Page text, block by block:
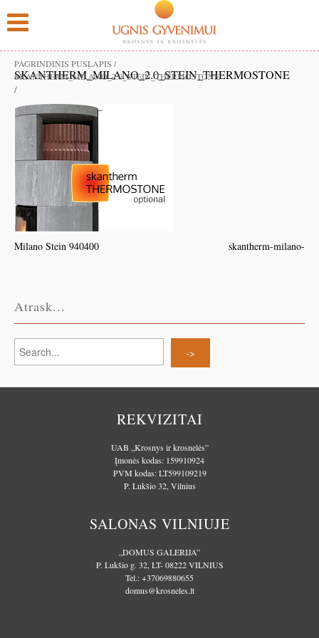
PAGRINDINIS PUSLAPIS /
SKANTHERM_MILANO_2.0_STEIN_THERMOSTONE
SKANTHERM_MILANO_2.0_STEIN_THERMOSTONE
/
Milano Stein 940400 skantherm-milano-
Atrask...
REKVIZITAI
UAB „Krosnys ir krosnelės”
Įmonės kodas: 159910924
PVM kodas: LT599109219
P. Lukšio 32, Vilnius
SALONAS VILNIUJE
„DOMUS GALERIJA”
P. Lukšio g. 32, LT- 08222 VILNIUS
Tel.:+37069880655
domus@krosneles.lt